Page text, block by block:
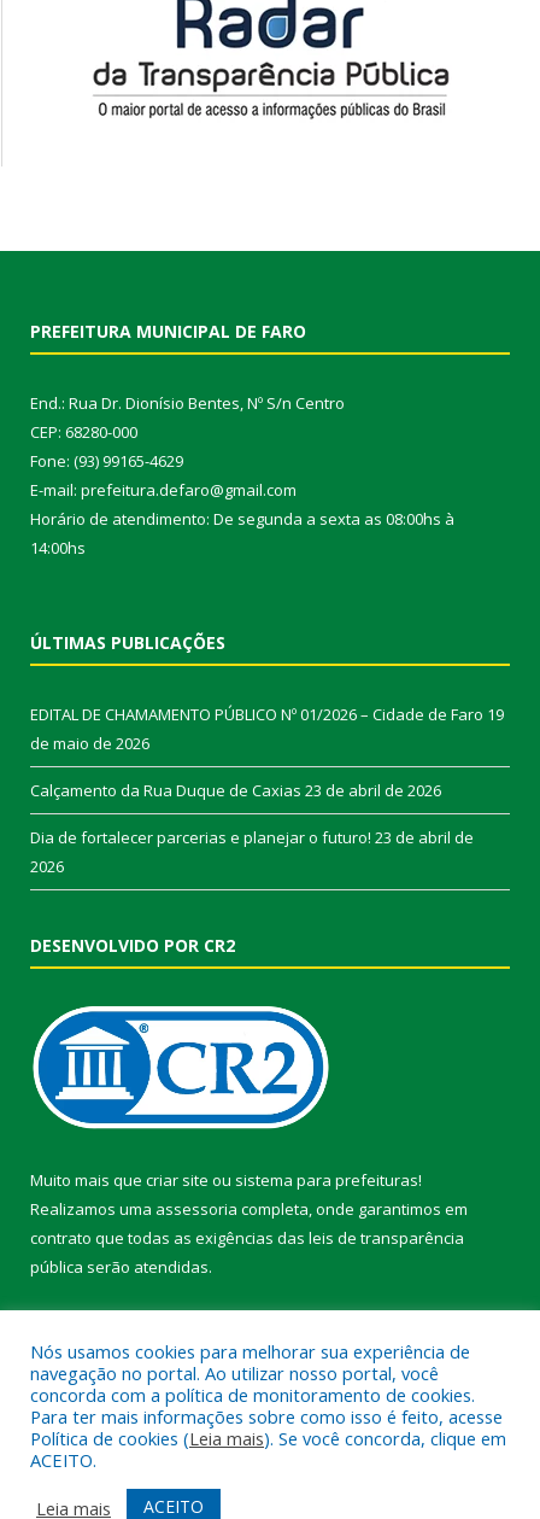
PREFEITURA MUNICIPAL DE FARO
End.: Rua Dr. Dionísio Bentes, Nº S/n Centro
CEP: 68280-000
Fone: (93) 99165-4629
E-mail: prefeitura.defaro@gmail.com
Horário de atendimento: De segunda a sexta as 08:00hs à
14:00hs
ÚLTIMAS PUBLICAÇÕES
EDITAL DE CHAMAMENTO PÚBLICO Nº 01/2026 – Cidade de Faro 19
de maio de 2026
Calçamento da Rua Duque de Caxias 23 de abril de 2026
Dia de fortalecer parcerias e planejar o futuro! 23 de abril de
2026
DESENVOLVIDO POR CR2
Muito mais que criar site ou sistema para prefeituras!
Realizamos uma assessoria completa, onde garantimos em
contrato que todas as exigências das leis de transparência
pública serão atendidas.
Todos os direitos reservados a Prefeitura Municipal de Faro.
Mapa do Site
Acessar Área Administrativa
Nós usamos cookies para melhorar sua experiência de
navegação no portal. Ao utilizar nosso portal, você
concorda com a política de monitoramento de cookies.
Para ter mais informações sobre como isso é feito, acesse
Política de cookies (Leia mais). Se você concorda, clique em
ACEITO.
Leia mais
ACEITO